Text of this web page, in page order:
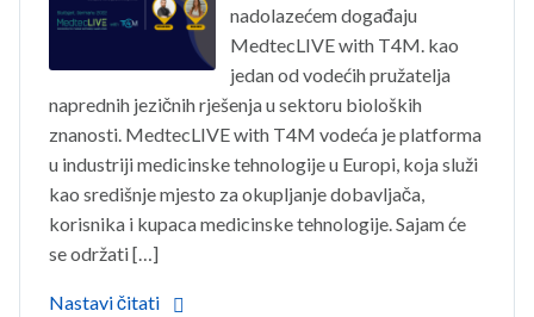
nadolazećem događaju
MedtecLIVE with T4M. kao
jedan od vodećih pružatelja
naprednih jezičnih rješenja u sektoru bioloških
znanosti. MedtecLIVE with T4M vodeća je platforma
u industriji medicinske tehnologije u Europi, koja služi
kao središnje mjesto za okupljanje dobavljača,
korisnika i kupaca medicinske tehnologije. Sajam će
se održati […]
Nastavi čitati